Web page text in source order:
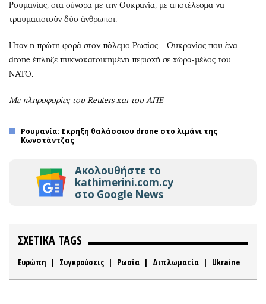
Ρουμανίας, στα σύνορα με την Ουκρανία, με αποτέλεσμα να
τραυματιστούν δύο άνθρωποι.
Ηταν η πρώτη φορά στον πόλεμο Ρωσίας – Ουκρανίας που ένα
drone έπληξε πυκνοκατοικημένη περιοχή σε χώρα-μέλος του
ΝΑΤΟ.
Με πληροφορίες του Reuters και του ΑΠΕ
Ρουμανία: Εκρηξη θαλάσσιου drone στο λιμάνι της
Κωνστάντζας
Ακολουθήστε το
kathimerini.com.cy
στο Google News
ΣΧΕΤΙΚΑ TAGS
Ευρώπη | Συγκρούσεις | Ρωσία | Διπλωματία | Ukraine